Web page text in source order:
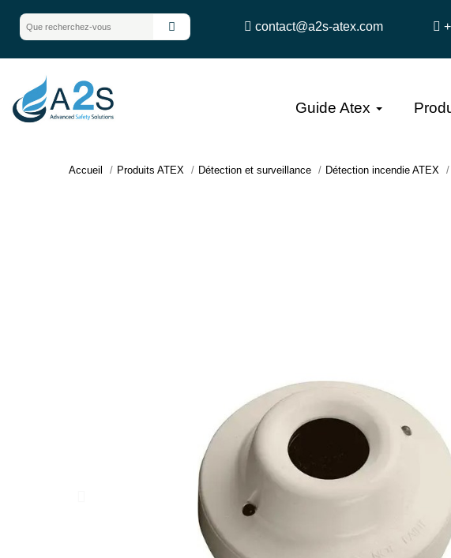
contact@a2s-atex.com
Guide Atex
Accueil Produits ATEX Détection et surveillance Détection incendie ATEX